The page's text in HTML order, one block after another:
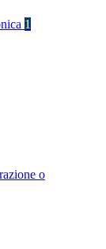
1
o